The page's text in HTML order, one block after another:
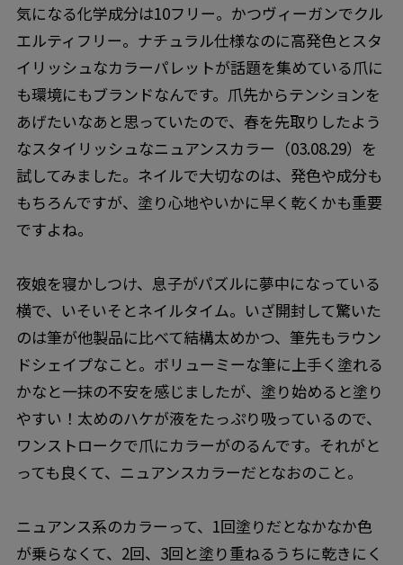
気になる化学成分は10フリー。かつヴィーガンでクル
エルティフリー。ナチュラル仕様なのに高発色とスタ
イリッシュなカラーパレットが話題を集めている爪に
も環境にもブランドなんです。爪先からテンションを
あげたいなあと思っていたので、春を先取りしたよう
なスタイリッシュなニュアンスカラー（03.08.29）を
試してみました。ネイルで大切なのは、発色や成分も
もちろんですが、塗り心地やいかに早く乾くかも重要
ですよね。
夜娘を寝かしつけ、息子がパズルに夢中になっている
横で、いそいそとネイルタイム。いざ開封して驚いた
のは筆が他製品に比べて結構太めかつ、筆先もラウン
ドシェイプなこと。ボリューミーな筆に上手く塗れる
かなと一抹の不安を感じましたが、塗り始めると塗り
やすい！太めのハケが液をたっぷり吸っているので、
ワンストロークで爪にカラーがのるんです。それがと
っても良くて、ニュアンスカラーだとなおのこと。
ニュアンス系のカラーって、1回塗りだとなかなか色
が乗らなくて、2回、3回と塗り重ねるうちに乾きにく